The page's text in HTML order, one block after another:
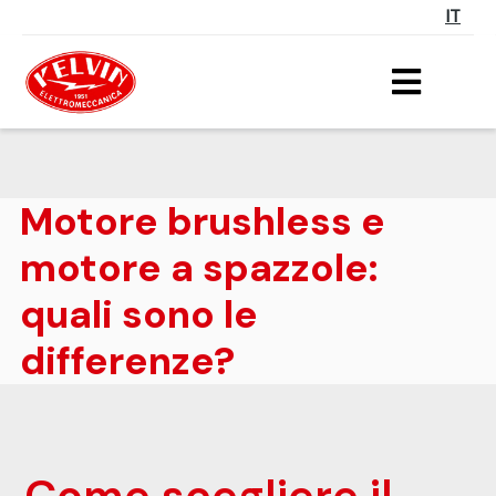
IT
Motore brushless e
motore a spazzole:
quali sono le
differenze?